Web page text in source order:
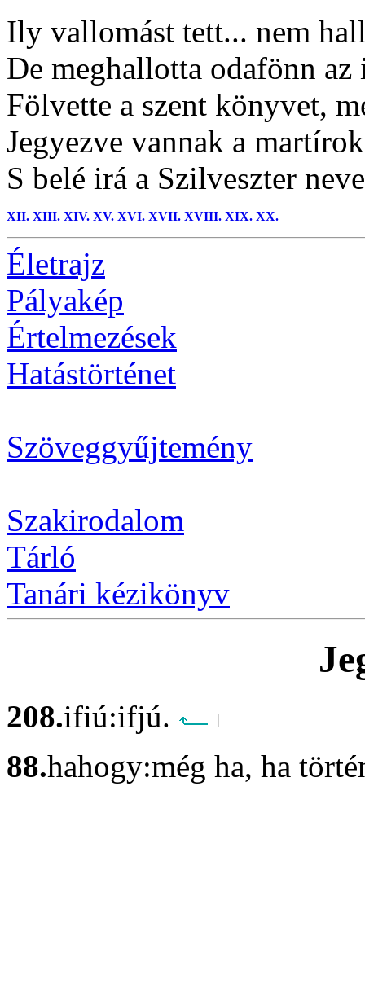
Ily vallomást tett... nem
De meghallotta odafönn az
Fölvette a szent könyvet,
Jegyezve vannak a
S belé irá a Szilveszter
XII. XIII. XIV. XV. XVI. XVII. XVIII. XIX. XX.
Életrajz
Pályakép
Értelmezések
Hatástörténet
Szöveggyűjtemény
Szakirodalom
Tárló
Tanári kézikönyv
208.ifiú:ifjú.
88.hahogy:még ha, ha